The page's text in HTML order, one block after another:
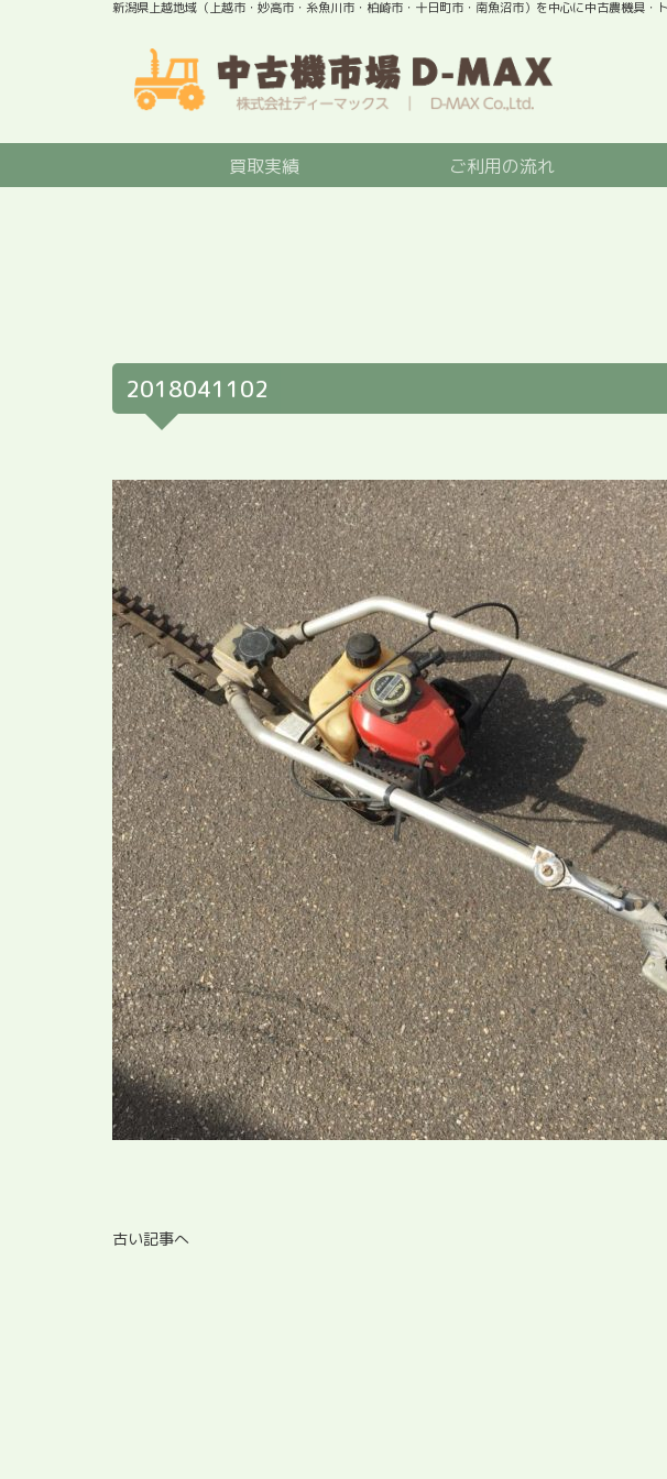
新潟県上越地域（上越市・妙高市・糸魚川市・柏崎市・十日町市・南魚沼市）を中心に中古農機具・
買取実績 ご利用の流れ
2018041102
古い記事へ